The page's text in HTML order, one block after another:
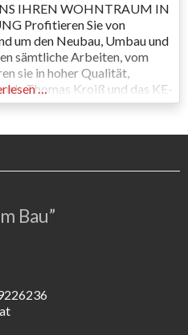
IHREN WOHNTRAUM IN
Profitieren Sie von
um den Neubau, Umbau und
sämtliche Arbeiten, vom
sie in hoher Qualität,
Thomas Kroiß und das KE-
Ihren Besuch auf unserer
…
Bau”